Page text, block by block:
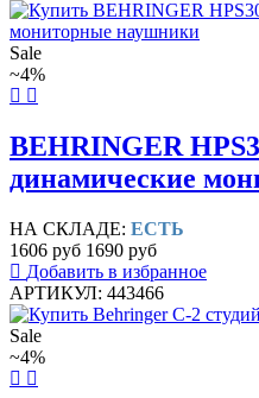
Sale
~4%
BEHRINGER
динамические
НА СКЛАДЕ: ЕСТЬ
1606 руб 1690 руб
Добавить в избранное
АРТИКУЛ: 443466
Sale
~4%